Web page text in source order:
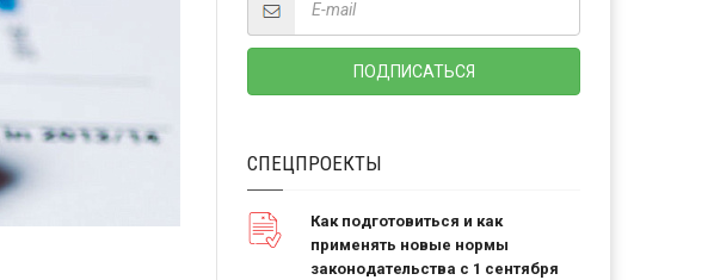
СПЕЦПРОЕКТЫ
Как подготовиться и как
применять новые нормы
законодательства с 1 сентября